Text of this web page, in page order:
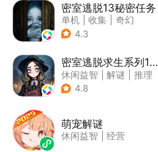
密室逃脱13秘密任务
单机 收集
奇幻
| 密室逃脱
4.3
密室逃脱求生系列1极地冒险
休闲益智 解谜
推理
| 密室逃脱
4.8
萌宠解谜
休闲益智 经营